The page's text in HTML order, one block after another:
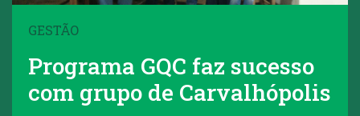
GESTÃO
Programa GQC faz sucesso
com grupo de Carvalhópolis